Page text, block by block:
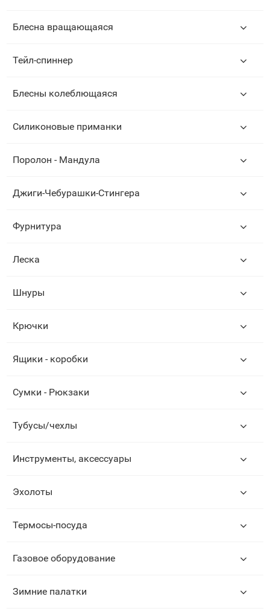
Блесна вращающаяся
Тейл-спиннер
Блесны колеблющаяся
Силиконовые приманки
Поролон - Мандула
Джиги-Чебурашки-Стингера
Фурнитура
Леска
Шнуры
Крючки
Ящики - коробки
Сумки - Рюкзаки
Тубусы/чехлы
Инструменты, аксессуары
Эхолоты
Термосы-посуда
Газовое оборудование
Зимние палатки